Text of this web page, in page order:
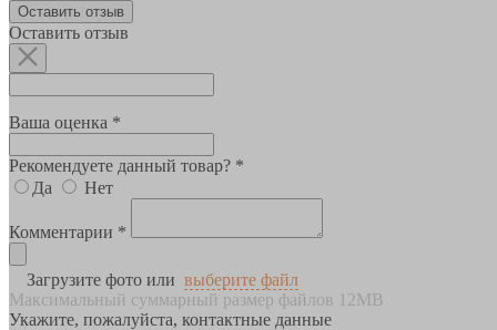
Оставить отзыв
Оставить отзыв
Ваша оценка *
Рекомендуете данный товар? *
Да
Нет
Комментарии *
Загрузите фото или выберите файл
Максимальный суммарный размер файлов 12MB
Укажите, пожалуйста, контактные данные